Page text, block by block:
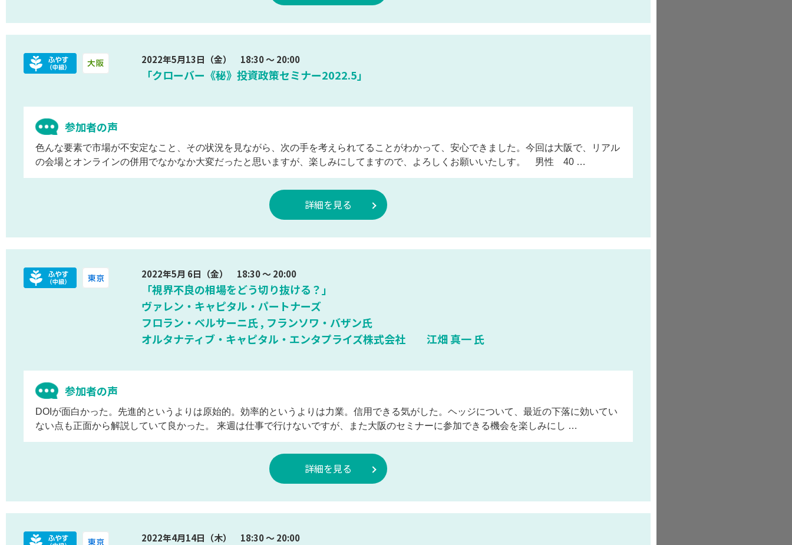
2022年5月13日（金） 18:30 ～ 20:00
「クローバー《秘》投資政策セミナー2022.5」
参加者の声
色んな要素で市場が不安定なこと、その状況を見ながら、次の手を考えられてることがわかって、安心できました。今回は大阪で、リアル
の会場とオンラインの併用でなかなか大変だったと思いますが、楽しみにしてますので、よろしくお願いいたしす。 男性 40 …
詳細を見る
2022年5月 6日（金） 18:30 ～ 20:00
「視界不良の相場をどう切り抜ける？」
ヴァレン・キャピタル・パートナーズ
フロラン・ベルサーニ氏 , フランソワ・バザン氏
オルタナティブ・キャピタル・エンタプライズ株式会社 江畑 真一 氏
参加者の声
DOIが面白かった。先進的というよりは原始的。効率的というよりは力業。信用できる気がした。ヘッジについて、最近の下落に効いてい
ない点も正面から解説していて良かった。 来週は仕事で行けないですが、また大阪のセミナーに参加できる機会を楽しみにし …
詳細を見る
2022年4月14日（木） 18:30 ～ 20:00